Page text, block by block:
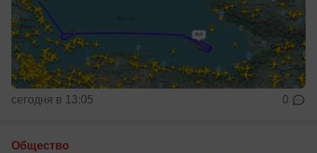
сегодня в 13:05 0
Общество